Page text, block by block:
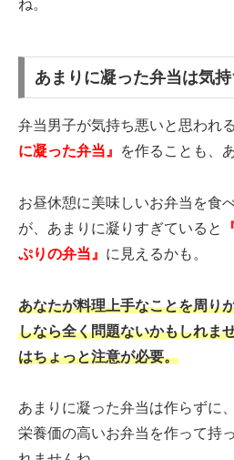
ね。
あまりに凝った弁当は気持
弁当男子が気持ち悪いと思われ
に凝った弁当』
を作ることも、
お昼休憩に美味しいお弁当を食
が、あまりに凝りすぎていると
ぷりの弁当』 に見えるかも。
あなたが料理上手なことを周り
しなら全く問題ないかもしれま
はちょっと注意が必要。
あまりに凝った弁当は作らずに
栄養価の高いお弁当を作って持